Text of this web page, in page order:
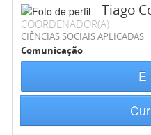
Tiago
COORDENADOR(A)
CIÊNCIAS SOCIAIS APLICADAS
Comunicação